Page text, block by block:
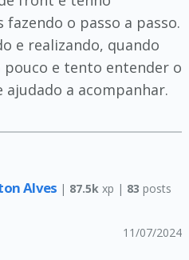
fazendo o passo a passo.
e realizando, quando
e tento entender o
a acompanhar.
Alves | 87.5k xp | 83 posts
11/07/2024